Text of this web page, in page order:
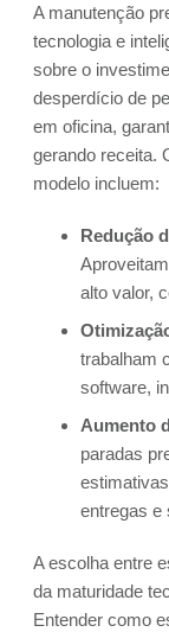
A manutenção
tecnologia e
sobre o
desperdício de
em oficina,
gerando receita.
modelo incluem:
Redução
alto valor,
trabalham
software,
Aumento
paradas
entregas e
A escolha entre
da maturidade
Entender como